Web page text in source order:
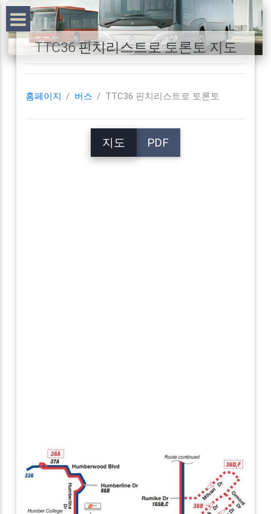
TTC36 핀치리스트로 토론토 지도
홈페이지 버스 TTC36 핀치리스트로 토론토
지도 PDF